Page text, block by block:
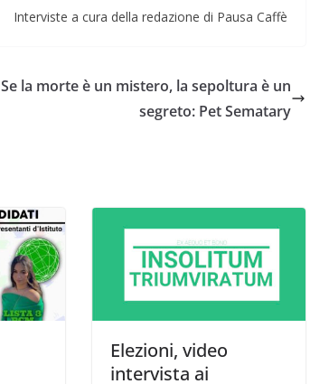
Interviste a cura della redazione di Pausa Caffè
Se la morte è un mistero, la sepoltura è un
segreto: Pet Sematary
Elezioni, video
intervista ai